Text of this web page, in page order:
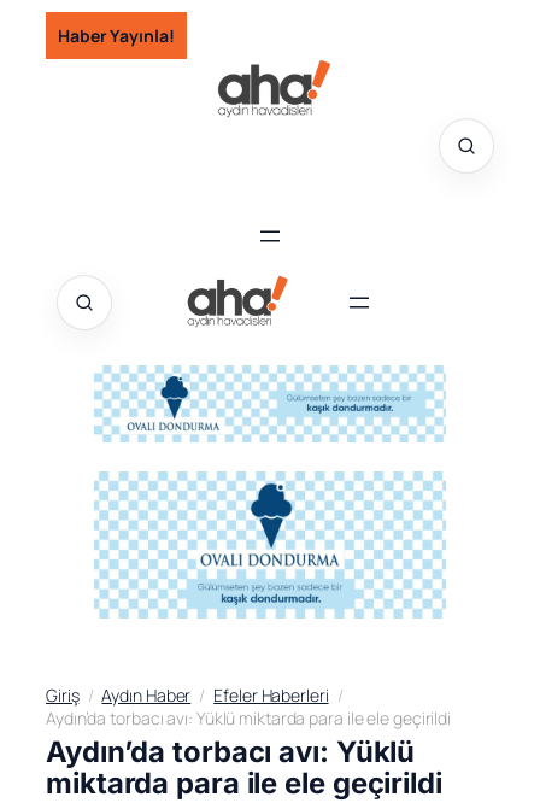
İçeriğe
geç
Haber Yayınla!
Giriş Aydın Haber
Efeler Haberleri
Aydın’da torbacı avı: Yüklü miktarda para ile ele geçirildi
Aydın’da torbacı avı: Yüklü
miktarda para ile ele geçirildi